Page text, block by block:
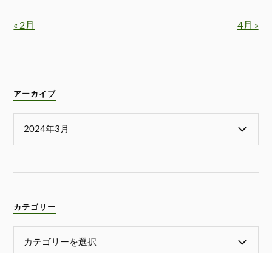
« 2月 4月 »
アーカイブ
カテゴリー